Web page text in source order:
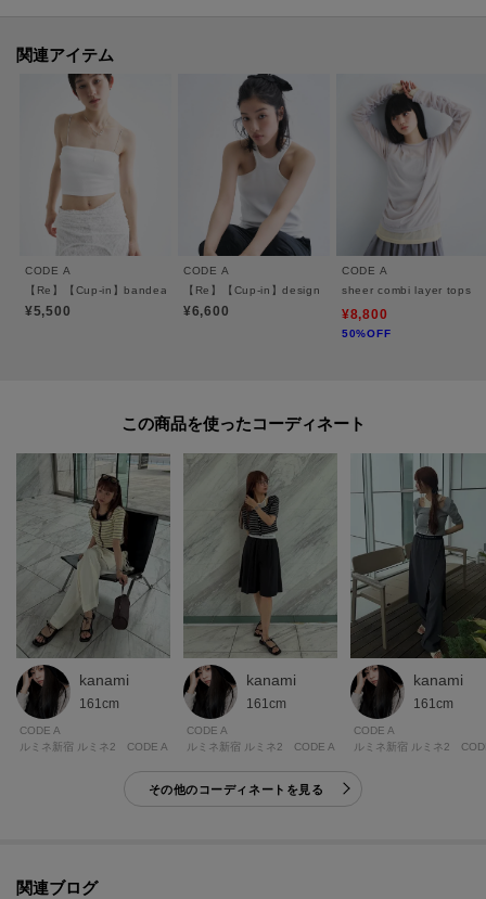
五分袖のカーディガンは、真夏の冷房対策にも最適な軽やかさを備え、機能
性とファッション性を両立させました。
【スタイリング】
セットで纏えば、スクエアネックから覗くアメスリのラインが都会的なコン
トラストを描きます。
アメスリタンクにはパッドが付いているため、一枚でも安心して美しく着用
できるのが嬉しいポイント。
※製品寸法は平置きのスペックでございます。こちらの商品は伸縮性があり
ます。
ーディガン ＃エクスクルーシブ
【Robert P. Miller｜ロバート・ピー・ミラー】
1937年に米国アーカンソー州で創業した、歴史あるアンダーウェアブラン
ド。
独自の針抜き仕様「パネルリブ」という画期的な技術により、1940～60年代
にかけて不動の地位を確立。
着るほどに身体に馴染む心地よさを追求し、インナーからアウターまで幅広
く活躍するアイテムを展開しています。
※照明の関係により、実際よりも色味が違って見える場合があります。ま
た、パソコン・スマートフォンなどの環境により、若干製品と画像のカラー
が異なる場合もございます。
関連アイテム
CODE A
【Re】【Cup-in】bandeau bra top
¥5,500
CODE A
【Re】【Cup-in】design cut tank
¥6,600
CODE A
sheer combi layer tops
¥8,800
50%OFF
この商品を使った
kanami
161cm
CODE A
ルミネ新宿 ルミネ2 CODE A
kanami
161cm
CODE A
ルミネ新宿 ルミネ2 CODE A
kanami
161cm
CODE A
ルミネ新宿 ルミネ2
その他のコーディネートを見る
関連ブログ